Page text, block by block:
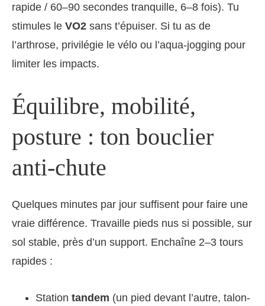
rapide / 60–90 secondes tranquille, 6–8 fois). Tu
stimules le VO2 sans t’épuiser. Si tu as de
l’arthrose, privilégie le vélo ou l’aqua-jogging pour
limiter les impacts.
Équilibre, mobilité,
posture : ton bouclier
anti-chute
Quelques minutes par jour suffisent pour faire une
vraie différence. Travaille pieds nus si possible, sur
sol stable, près d’un support. Enchaîne 2–3 tours
rapides :
Station tandem (un pied devant l’autre, talon-